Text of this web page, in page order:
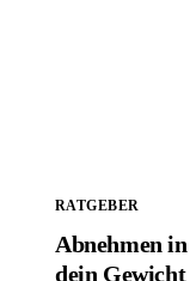
RATGEBER
Abnehmen
dein